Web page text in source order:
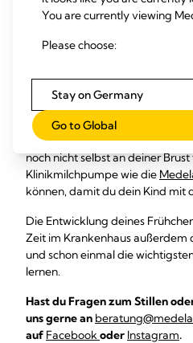
Entscheidend ist aber immer
des Babys. Ein Frühchen darf
Körpertemperatur halten und
bewiesen, dass Frühchen, die
durchschnittlich früher nach
künstliche Säuglingsnahrung
stillenist also ausdrücklich
noch nicht selbst an deiner
Klinikmilchpumpe wie die
können, damit du dein Kind mit
Die Entwicklung deines
Zeit im Krankenhaus außerdem
und schon einmal die
lernen.
Hast du Fragen zum Stillen
uns gerne an
auf Facebookoder Instagram.
You are currently viewing
Please choose:
Stay on Germany
Go to Global